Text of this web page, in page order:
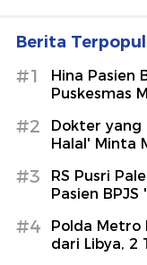
Berita
#1
Hina Pasien
Puskesmas
#2
Dokter yang
Halal' Minta
#3
RS Pusri
Pasien
#4
Polda Metro
dari Libya, 2